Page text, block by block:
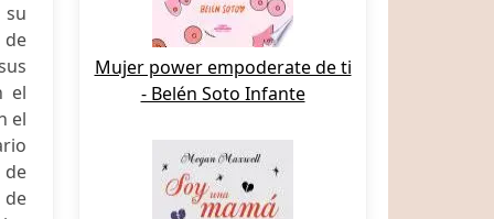
su
el
el
de
de
Mujer power empoderate de ti
- Belén Soto Infante